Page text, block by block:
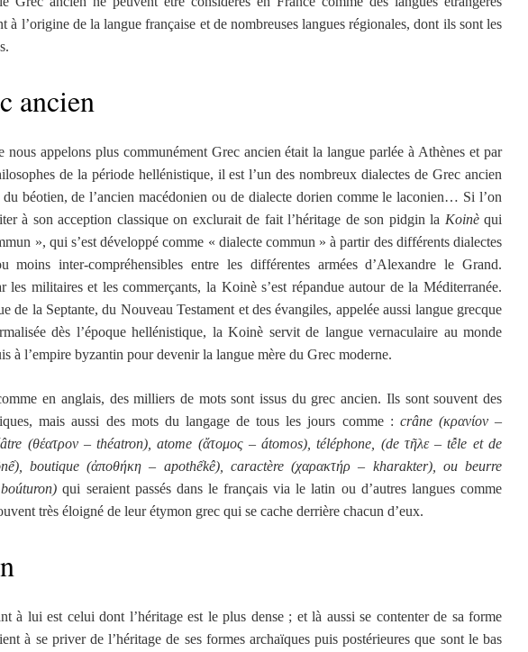
à l’origine de la langue française et de nombreuses langues régionales, dont ils sont les
ancien
nous appelons plus communément Grec ancien était la langue parlée à Athènes et par
de la période hellénistique, il est l’un des nombreux dialectes de Grec ancien
du béotien, de l’ancien macédonien ou de dialecte dorien comme le laconien… Si l’on
à son acception classique on exclurait de fait l’héritage de son pidgin la Koinèqui
», qui s’est développé comme « dialecte commun » à partir des différents dialectes
moins inter-compréhensibles entre les différentes armées d’Alexandre le Grand.
les militaires et les commerçants, la Koinè s’est répandue autour de la Méditerranée.
de la Septante, du Nouveau Testament et des évangiles, appelée aussi langue grecque
dès l’époque hellénistique, la Koinè servit de langue vernaculaire au monde
à l’empire byzantin pour devenir la langue mère du Grec moderne.
en anglais, des milliers de mots sont issus du grec ancien. Ils sont souvent des
mais aussi des mots du langage de tous les jours comme : crâne (κρανίον –
(θέατρον – théatron), atome (ἄτομος – átomos), téléphone, (de τῆλε – tễle et de
boutique (ἀποθήκη – apothếkê), caractère (χαρακτήρ – kharakter), ou beurre
boúturon)qui seraient passés dans le français via le latin ou d’autres langues comme
très éloigné de leur étymon grec qui se cache derrière chacun d’eux.
à lui est celui dont l’héritage est le plus dense ; et là aussi se contenter de sa forme
à se priver de l’héritage de ses formes archaïques puis postérieures que sont le bas